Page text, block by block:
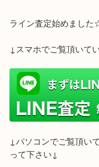
ライン査定始めま
↓スマホでご覧頂い